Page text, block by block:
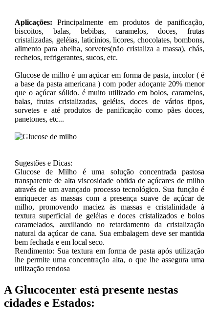
Aplicações: Principalmente em produtos de panificação,
biscoitos, balas, bebibas, caramelos, doces, frutas
cristalizadas, geléias, laticínios, licores, chocolates, bombons,
alimento para abelha, sorvetes(não cristaliza a massa), chás,
recheios, refrigerantes, sucos, etc.
Glucose de milho é um açúcar em forma de pasta, incolor ( é
a base da pasta americana ) com poder adoçante 20% menor
que o açúcar sólido. é muito utilizado em bolos, caramelos,
balas, frutas cristalizadas, geléias, doces de vários tipos,
sorvetes e até produtos de panificação como pães doces,
panetones, etc...
Sugestões e Dicas:
Glucose de Milho é uma solução concentrada pastosa
transparente de alta viscosidade obtida de açúcares de milho
através de um avançado processo tecnológico. Sua função é
enriquecer as massas com a presença suave de açúcar de
milho, promovendo maciez às massas e cristalinidade à
textura superficial de geléias e doces cristalizados e bolos
caramelados, auxiliando no retardamento da cristalização
natural da açúcar de cana. Sua embalagem deve ser mantida
bem fechada e em local seco.
Rendimento: Sua textura em forma de pasta após utilização
lhe permite uma concentração alta, o que lhe assegura uma
utilização rendosa
A Glucocenter está presente nestas
cidades e Estados: